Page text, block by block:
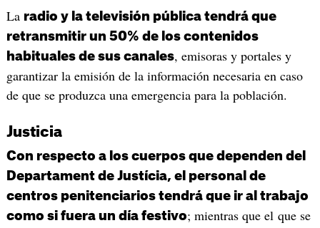
La radio y la televisión pública tendrá que
retransmitir un 50% de los contenidos
habituales de sus canales, emisoras y portales y
garantizar la emisión de la información necesaria en caso
de que se produzca una emergencia para la población.
Justicia
Con respecto a los cuerpos que dependen del
Departament de Justícia, el personal de
centros penitenciarios tendrá que ir al trabajo
como si fuera un día festivo; mientras que el que se